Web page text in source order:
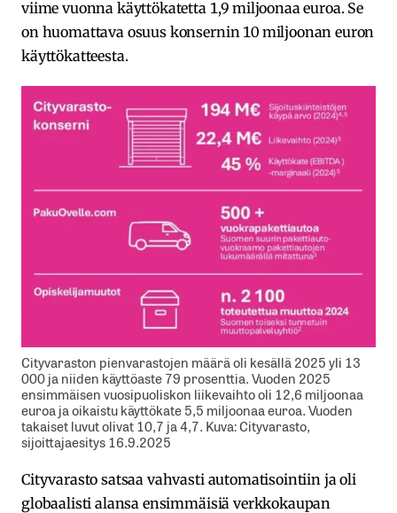
viime vuonna käyttökatetta 1,9 miljoonaa euroa. Se
on huomattava osuus konsernin 10 miljoonan euron
käyttökatteesta.
Cityvaraston pienvarastojen määrä oli kesällä 2025 yli 13
000 ja niiden käyttöaste 79 prosenttia. Vuoden 2025
ensimmäisen vuosipuoliskon liikevaihto oli 12,6 miljoonaa
euroa ja oikaistu käyttökate 5,5 miljoonaa euroa. Vuoden
takaiset luvut olivat 10,7 ja 4,7. Kuva: Cityvarasto,
sijoittajaesitys 16.9.2025
Cityvarasto satsaa vahvasti automatisointiin ja oli
globaalisti alansa ensimmäisiä verkkokaupan